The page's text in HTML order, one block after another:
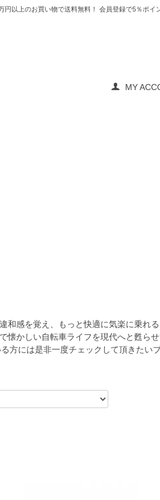
以上のお買い物で送料無料！ 会員登録で5％ポイ
MY
感を覚え、もっと快適に気楽に乗れ
かしい自転車ライフを現代へと甦ら
方には是非一度チェックして頂きたいブ